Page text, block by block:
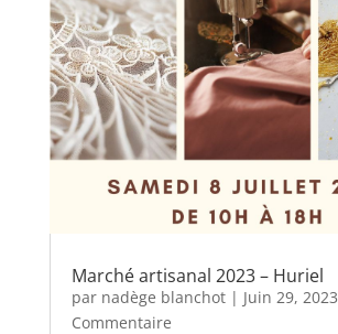
Marché artisanal 2023 – Huriel
par nadège blanchot| Juin 29, 2023
Commentaire